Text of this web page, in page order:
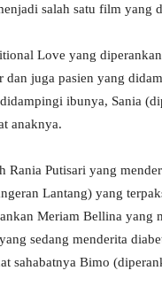
salah satu film yang
Love yang
dan juga pasien yang
ibunya, Sania
anaknya.
Rania Putisari yang
Lantang) yang
Meriam Bellina yang
sedang menderita
sahabatnya Bimo